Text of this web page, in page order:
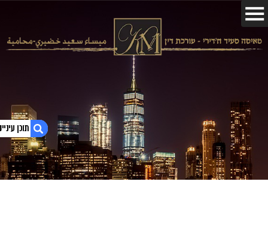
1. עורך דין לענייני אפוטרופסות